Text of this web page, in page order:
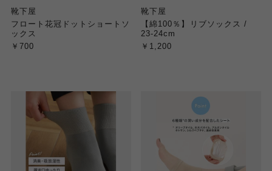
靴下屋
フロート花冠ドットショートソ
ックス
￥700
靴下屋
【綿100％】リブソックス /
23-24cm
￥1,200